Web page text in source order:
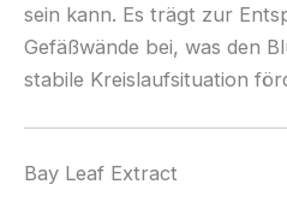
sein kann. Es trägt zur
Gefäßwände bei, was den
stabile Kreislaufsituation
Bay Leaf Extract